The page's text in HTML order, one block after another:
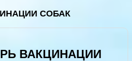
СОБАК
ВАКЦИНАЦИИ